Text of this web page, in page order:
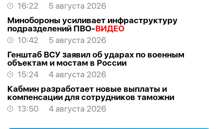
16:22
5 августа 2026
Минобороны усиливает инфраструктуру
подразделений ПВО-ВИДЕО
10:42
5 августа 2026
Генштаб ВСУ заявил об ударах по военным
объектам и мостам в России
15:24
4 августа 2026
Кабмин разработает новые выплаты и
компенсации для сотрудников таможни
13:50
4 августа 2026